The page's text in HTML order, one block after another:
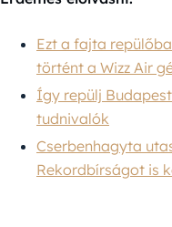
Ezt a fajta
történt a Wizz Air
Így repülj
tudnivalók
Cserbenhagyta
Rekordbírságot is